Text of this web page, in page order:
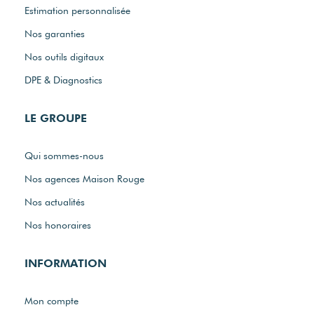
Estimation personnalisée
Nos garanties
Nos outils digitaux
DPE & Diagnostics
LE GROUPE
Qui sommes-nous
Nos agences Maison Rouge
Nos actualités
Nos honoraires
INFORMATION
Mon compte